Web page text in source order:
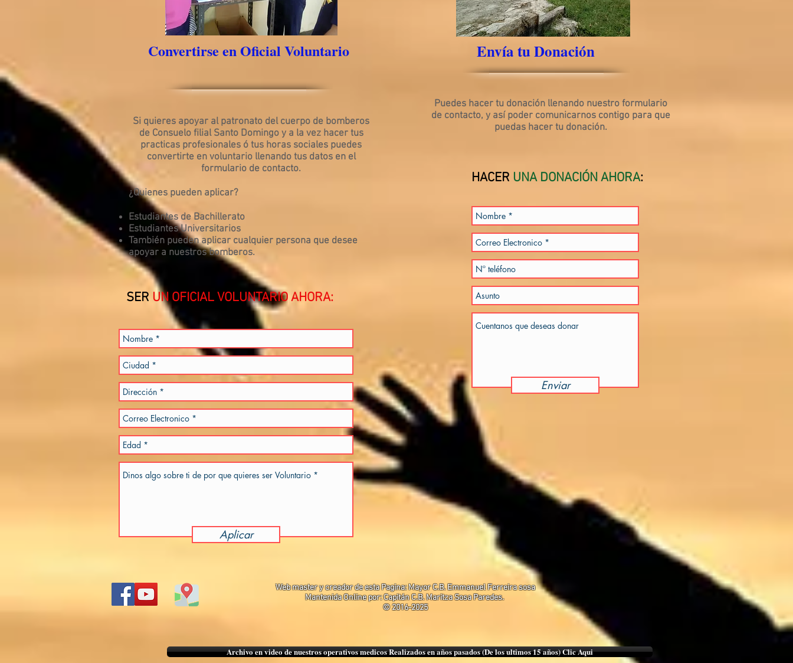
Convertirse en Oficial Voluntario
Si quieres apoyar al patronato del cuerpo de bomberos
de Consuelo filial Santo Domingo y a la vez hacer tus
practicas profesionales ó tus horas sociales puedes
convertirte en voluntario llenando tus datos en el
formulario de contacto.
¿Quienes pueden aplicar?
Estudiantes de Bachillerato
Estudiantes Universitarios
También pueden aplicar cualquier persona que desee
apoyar a nuestros bomberos.
SER UN OFICIAL VOLUNTARIO AHORA:
Aplicar
Envía tu Donación
Puedes hacer tu donación llenando nuestro formulario
de contacto, y así poder comunicarnos contigo para que
puedas hacer tu donación.
HACER UNA DONACIÓN AHORA:
Enviar
Web master y creador de esta Pagina: Mayor C.B. Emmanuel Ferreira sosa
Mantenida Online por: Capitán C.B. Maritza Sosa Paredes.
© 2016-2025
Archivo en video de nuestros operativos medicos Realizados en años pasados (De los ultimos 15 años) Clic Aqui